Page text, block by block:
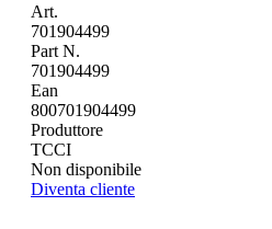
Art.
701904499
Part N.
701904499
Ean
800701904499
Produttore
TCCI
Non disponibile
Diventa cliente